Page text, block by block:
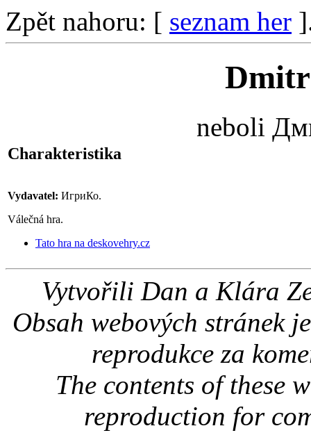
Zpět nahoru: [ seznam her
neboli
Charakteristika
Vydavatel: ИгриКо.
Válečná hra.
Tato hra na deskovehry.cz
Vytvořili Dan a Klára
Obsah webových stránek
reprodukce za
The contents of these
reproduction for